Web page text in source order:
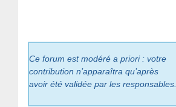
Ce forum est modéré a priori : votre
contribution n’apparaîtra qu’après
avoir été validée par les responsables.